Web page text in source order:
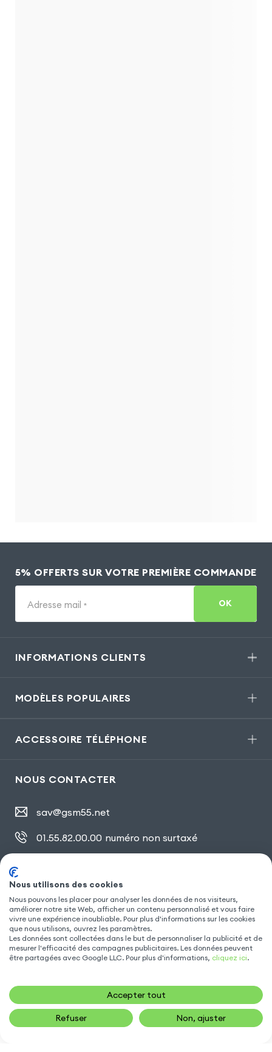
€ AJOUTER AU PANIER
5% OFFERTS SUR VOTRE PREMIÈRE COMMANDE
Adresse mail * OK
INFORMATIONS CLIENTS
MODÈLES POPULAIRES
ACCESSOIRE TÉLÉPHONE
NOUS CONTACTER
sav@gsm55.net
01.55.82.00.00 numéro non surtaxé
SUIVEZ NOUS
Nous utilisons des cookies
Nous pouvons les placer pour analyser les données de nos visiteurs,
améliorer notre site Web, afficher un contenu personnalisé et vous faire
vivre une expérience inoubliable. Pour plus d'informations sur les cookies
que nous utilisons, ouvrez les paramètres.
Les données sont collectées dans le but de personnaliser la publicité et de
mesurer l'efficacité des campagnes publicitaires. Les données peuvent
être partagées avec Google LLC. Pour plus d'informations, cliquez ici.
Accepter tout
Refuser Non, ajuster